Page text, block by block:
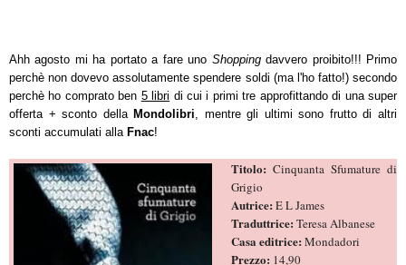
Ahh agosto mi ha portato a fare uno Shoppingdavvero proibito!!! Primo
perchè non dovevo assolutamente spendere soldi (ma l'ho fatto!) secondo
perchè ho comprato ben 5 libri di cui i primi tre approfittando di una super
offerta + sconto dellaMondolibri , mentre gli ultimi sono frutto di altri
sconti accumulati alla Fnac!
Titolo: Cinquanta Sfumature di
Grigio
Autrice: E L James
Traduttrice: Teresa Albanese
Casa editrice: Mondadori
Prezzo: 14,90